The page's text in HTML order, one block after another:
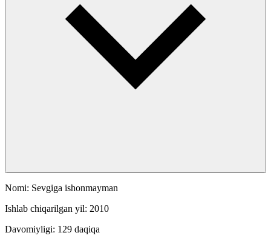
Nomi: Sevgiga ishonmayman
Ishlab chiqarilgan yil: 2010
Davomiyligi: 129 daqiqa